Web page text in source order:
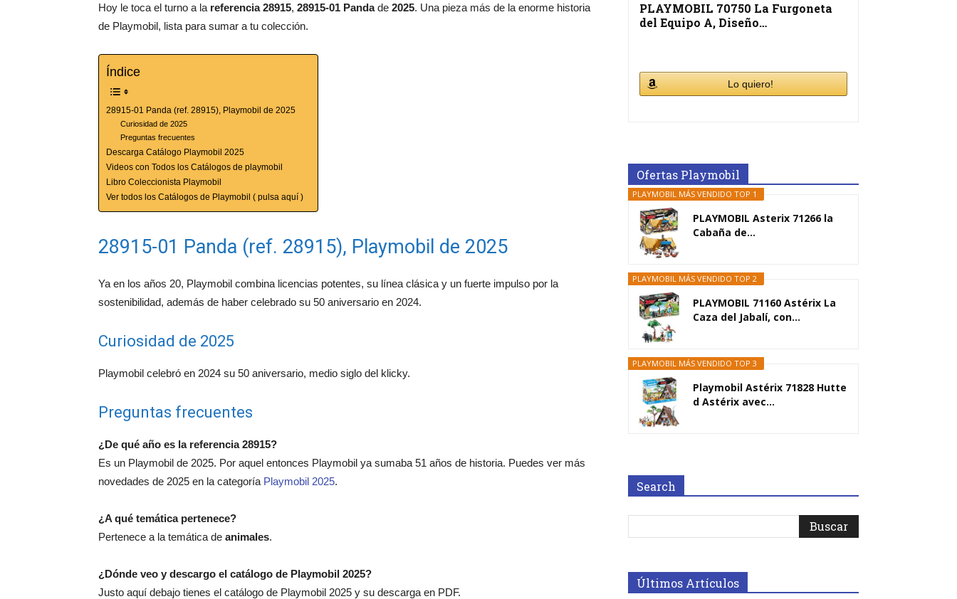
Hoy le toca el turno a la referencia 28915, 28915-01 Pandade 2025. Una pieza más de la enorme historia
de Playmobil, lista para sumar a tu colección.
Índice
28915-01 Panda (ref. 28915), Playmobil de 2025
Curiosidad de 2025
Preguntas frecuentes
Descarga Catálogo Playmobil 2025
Videos con Todos los Catálogos de playmobil
Libro Coleccionista Playmobil
Ver todos los Catálogos de Playmobil ( pulsa aquí )
28915-01 Panda (ref. 28915), Playmobil de 2025
Ya en los años 20, Playmobil combina licencias potentes, su línea clásica y un fuerte impulso por la
sostenibilidad, además de haber celebrado su 50 aniversario en 2024.
Curiosidad de 2025
Playmobil celebró en 2024 su 50 aniversario, medio siglo del klicky.
Preguntas frecuentes
¿De qué año es la referencia 28915?
Es un Playmobil de 2025. Por aquel entonces Playmobil ya sumaba 51 años de historia. Puedes ver más
novedades de 2025 en la categoría Playmobil 2025.
¿A qué temática pertenece?
Pertenece a la temática de animales.
¿Dónde veo y descargo el catálogo de Playmobil 2025?
Justo aquí debajo tienes el catálogo de Playmobil 2025 y su descarga en PDF.
PLAYMOBIL 70750 La Furgoneta
del Equipo A, Diseño…
Lo quiero!
Ofertas Playmobil
PLAYMOBIL MÁS VENDIDO TOP 1
PLAYMOBIL Asterix 71266 la
Cabaña de...
PLAYMOBIL MÁS VENDIDO TOP 2
PLAYMOBIL 71160 Astérix La
Caza del Jabalí, con...
PLAYMOBIL MÁS VENDIDO TOP 3
Playmobil Astérix 71828 Hutte
d Astérix avec...
Search
Últimos Artículos